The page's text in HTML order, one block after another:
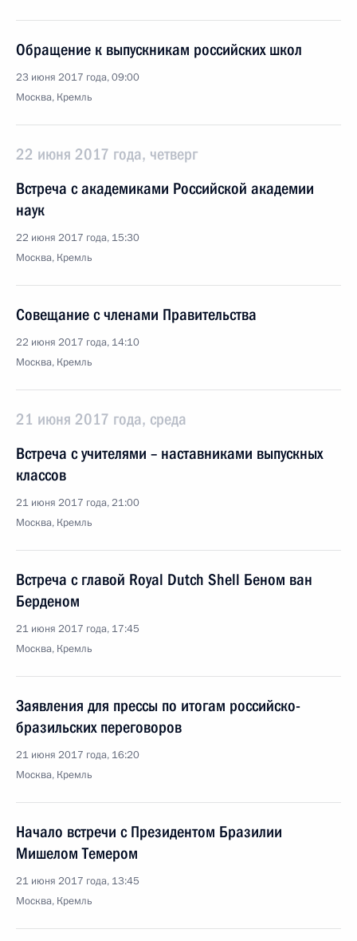
Обращение к выпускникам российских школ
23 июня 2017 года, 09:00
Москва, Кремль
22 июня 2017 года, четверг
Встреча с академиками Российской академии
наук
22 июня 2017 года, 15:30
Москва, Кремль
Совещание с членами Правительства
22 июня 2017 года, 14:10
Москва, Кремль
21 июня 2017 года, среда
Встреча с учителями – наставниками выпускных
классов
21 июня 2017 года, 21:00
Москва, Кремль
Встреча с главой Royal Dutch Shell Беном ван
Берденом
21 июня 2017 года, 17:45
Москва, Кремль
Заявления для прессы по итогам российско-
бразильских переговоров
21 июня 2017 года, 16:20
Москва, Кремль
Начало встречи с Президентом Бразилии
Мишелом Темером
21 июня 2017 года, 13:45
Москва, Кремль